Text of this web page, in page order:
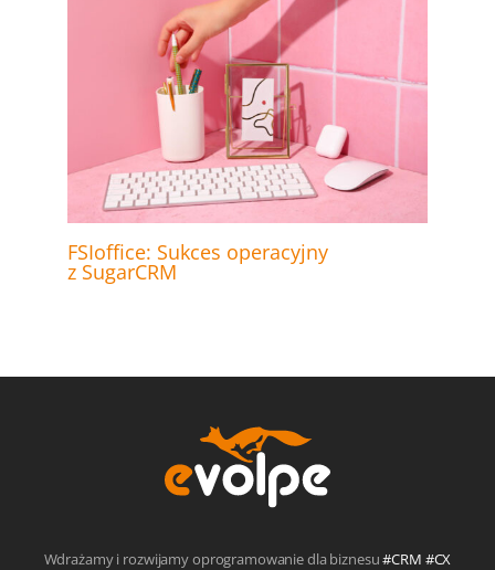
FSIoffice: Sukces operacyjny
z SugarCRM
Wdrażamy i rozwijamy oprogramowanie dla biznesu#CRM #CX